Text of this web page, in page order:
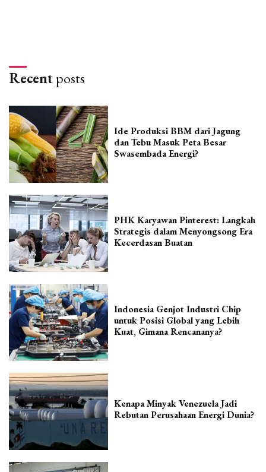
Recentposts
Ide Produksi BBM dari Jagung
dan Tebu Masuk Peta Besar
Swasembada Energi?
PHK Karyawan Pinterest: Langkah
Strategis dalam Menyongsong Era
Kecerdasan Buatan
Indonesia Genjot Industri Chip
untuk Posisi Global yang Lebih
Kuat, Gimana Rencananya?
Kenapa Minyak Venezuela Jadi
Rebutan Perusahaan Energi Dunia?